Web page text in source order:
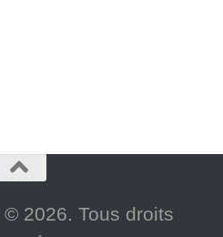
2026. Tous droits